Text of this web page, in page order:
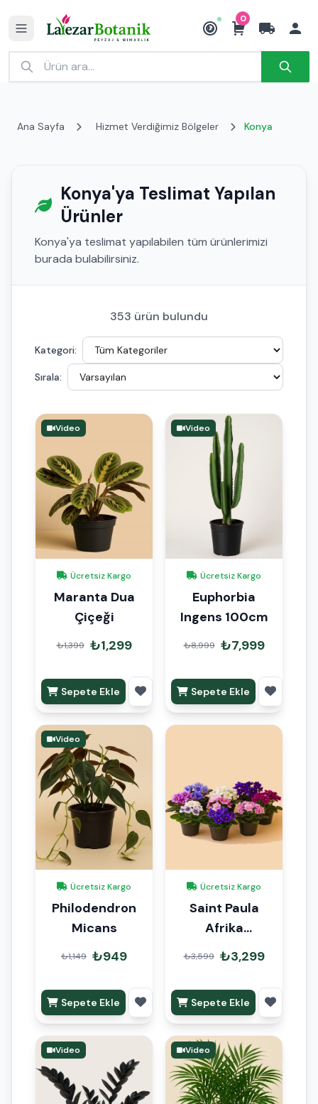
₺
0
Ana Sayfa Hizmet Verdiğimiz Bölgeler Konya
Konya'ya Teslimat Yapılan
Ürünler
Konya'ya teslimat yapılabilen tüm ürünlerimizi
burada bulabilirsiniz.
353 ürün bulundu
Kategori:
Sırala:
Video
Ücretsiz Kargo
Maranta Dua
Çiçeği
₺1,399 ₺1,299
Sepete Ekle
Video
Ücretsiz Kargo
Euphorbia
Ingens 100cm
₺8,999 ₺7,999
Sepete Ekle
Video
Ücretsiz Kargo
Philodendron
Micans
₺1,149 ₺949
Sepete Ekle
Ücretsiz Kargo
Saint Paula
Afrika
Menekşesi 15-
20cm 6lı Set
₺3,599 ₺3,299
Sepete Ekle
Video Video